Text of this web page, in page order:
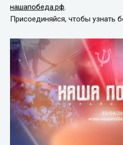
нашапобеда.рф.
Присоединяйся, чтобы узнать